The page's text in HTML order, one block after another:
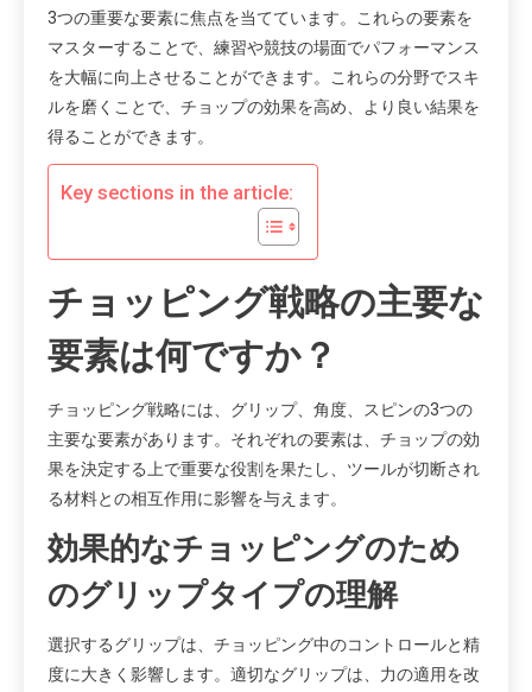
3つの重要な要素に焦点を当てています。これらの要素を
マスターすることで、練習や競技の場面でパフォーマンス
を大幅に向上させることができます。これらの分野でスキ
ルを磨くことで、チョップの効果を高め、より良い結果を
得ることができます。
Key sections in the article:
チョッピング戦略の主要な
要素は何ですか？
チョッピング戦略には、グリップ、角度、スピンの3つの
主要な要素があります。それぞれの要素は、チョップの効
果を決定する上で重要な役割を果たし、ツールが切断され
る材料との相互作用に影響を与えます。
効果的なチョッピングのため
のグリップタイプの理解
選択するグリップは、チョッピング中のコントロールと精
度に大きく影響します。適切なグリップは、力の適用を改